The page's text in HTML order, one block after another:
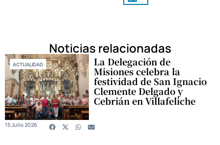
Noticias relacionadas
ACTUALIDAD La Delegación de
Misiones celebra la
festividad de San Ignacio
Clemente Delgado y
Cebrián en Villafeliche
15 Julio 2026